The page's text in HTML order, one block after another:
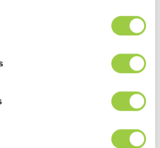
Chemicals，我们采取措施
来自专业且值得信赖的合作伙
区。